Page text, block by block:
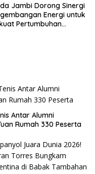
Jambi Dorong Sinergi
Energi untuk
Pertumbuhan
Antar Alumni
Rumah 330 Peserta